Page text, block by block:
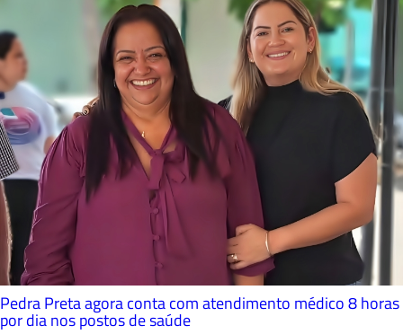
Pedra Preta agora conta com atendimento médico 8 horas
por dia nos postos de saúde